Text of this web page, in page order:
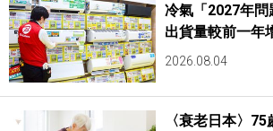
冷氣「2027年問
出貨量較前一年
2026.08.04
〈衰老日本〉